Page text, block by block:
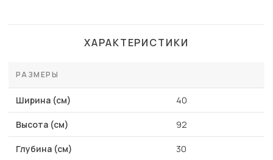
ХАРАКТЕРИСТИКИ
РАЗМЕРЫ
Ширина (см) 40
Высота (см) 92
Глубина (см) 30